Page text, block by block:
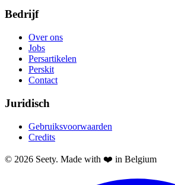
Bedrijf
Over ons
Jobs
Persartikelen
Perskit
Contact
Juridisch
Gebruiksvoorwaarden
Credits
© 2026 Seety. Made with ❤️ in Belgium